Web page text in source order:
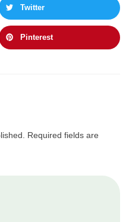
Twitter
Pinterest
Required fields are